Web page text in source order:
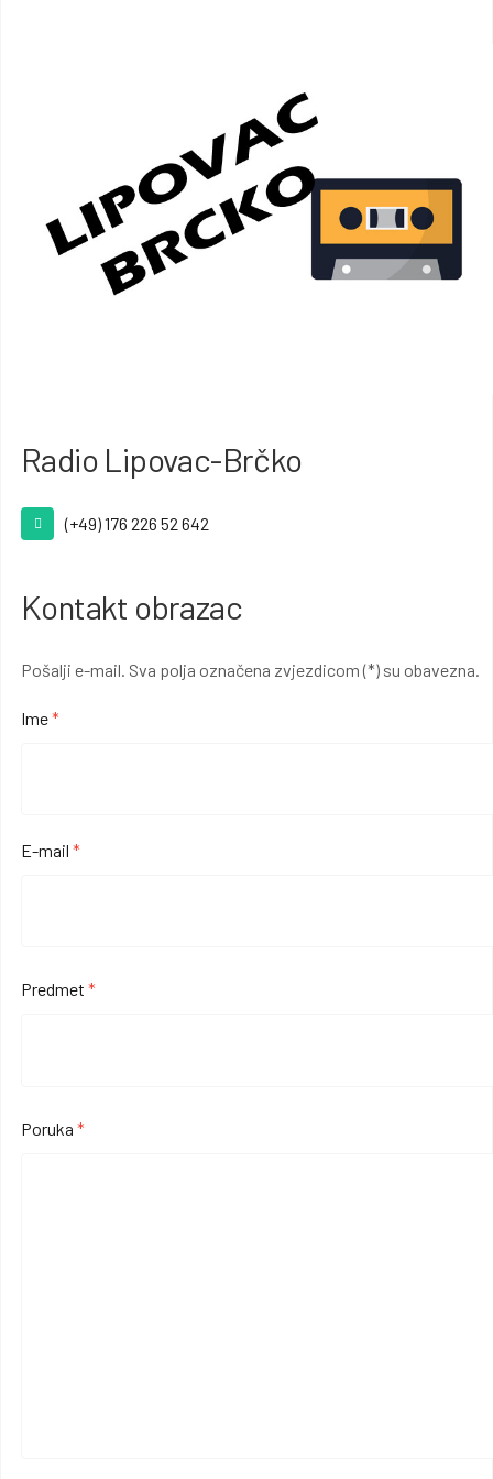
Radio Lipovac-Brčko
(+49) 176 226 52 642
Kontakt obrazac
Pošalji e-mail. Sva polja označena zvjezdicom (*) su obavezna.
Ime*
E-mail *
Predmet *
Poruka *